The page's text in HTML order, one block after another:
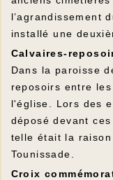
l’agrandissement
installé une
Calvaires-
Dans la paroisse
reposoirs entre
l'église. Lors des
déposé devant
telle était la
Tounissade.
Croix